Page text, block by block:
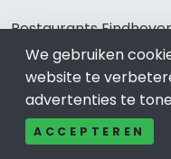
Restaurants
Catering Eindhoven
Schoonheidssalon
Tandartspraktijken
Loodgieters Eindhoven
Stukadoorsbedrijf
We gebruiken
website te
advertenties te
ACCEPTEREN